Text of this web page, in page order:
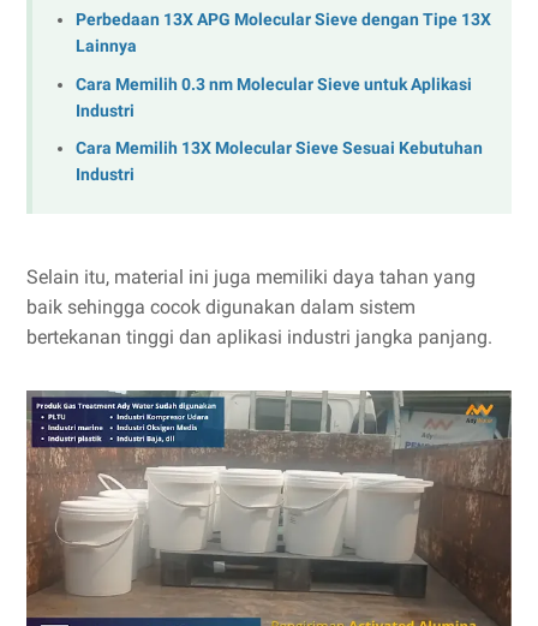
Perbedaan 13X APG Molecular Sieve dengan Tipe 13X
Lainnya
Cara Memilih 0.3 nm Molecular Sieve untuk Aplikasi
Industri
Cara Memilih 13X Molecular Sieve Sesuai Kebutuhan
Industri
Selain itu, material ini juga memiliki daya tahan yang
baik sehingga cocok digunakan dalam sistem
bertekanan tinggi dan aplikasi industri jangka panjang.